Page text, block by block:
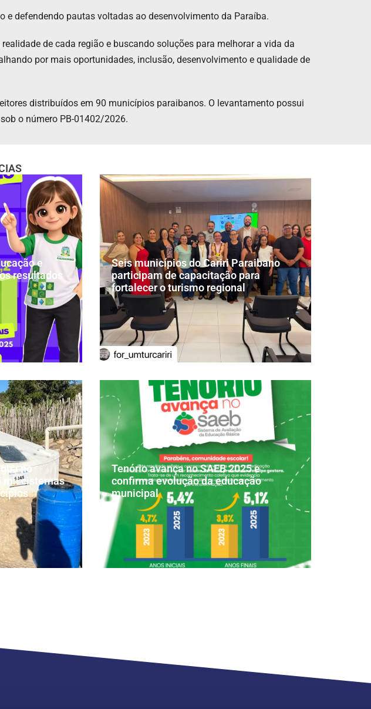
e defendendo pautas voltadas ao desenvolvimento da Paraíba.
de cada região e buscando soluções para melhorar a vida da
por mais oportunidades, inclusão, desenvolvimento e qualidade de
distribuídos em 90 municípios paraibanos. O levantamento possui
o número PB-01402/2026.
e
resultados
Seis municípios do Cariri Paraibano
participam de capacitação para
fortalecer o turismo regional
no
mil cisternas
Tenório avança no SAEB 2025 e
confirma evolução da educação
municipal